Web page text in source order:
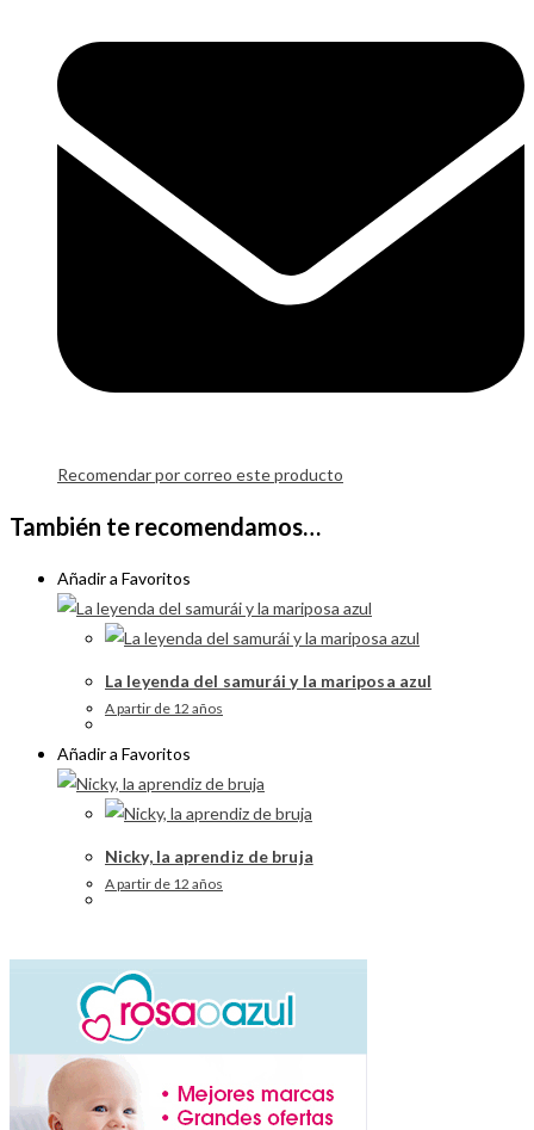
Recomendar por correo este producto
También te recomendamos…
Añadir a Favoritos
La leyenda del samurái y la mariposa azul
A partir de 12 años
Añadir a Favoritos
Nicky, la aprendiz de bruja
A partir de 12 años